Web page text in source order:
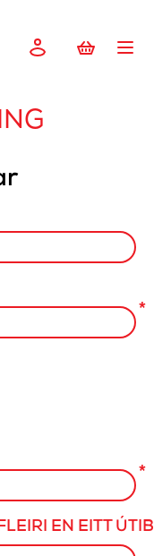
*
*
EN EITT